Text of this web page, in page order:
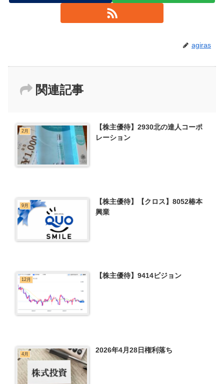
agiras
関連記事
2月
【株主優待】2930北の達人コーポ
レーション
9月
【株主優待】【クロス】8052椿本
興業
12月 【株主優待】9414ビジョン
4月 2026年4月28日権利落ち